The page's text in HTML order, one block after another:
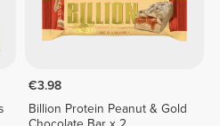
€3.98
Billion Protein Peanut & Gold